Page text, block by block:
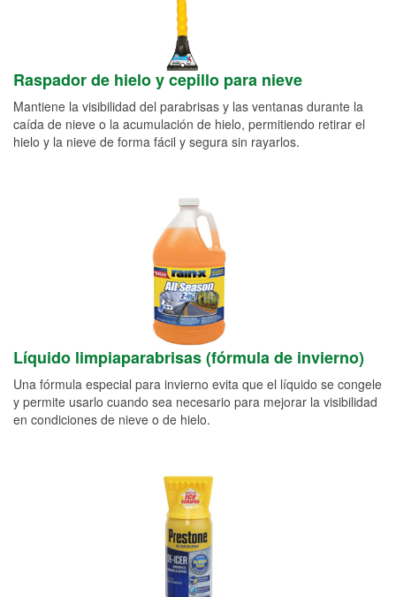
Raspador de hielo y cepillo para nieve
Mantiene la visibilidad del parabrisas y las ventanas durante la
caída de nieve o la acumulación de hielo, permitiendo retirar el
hielo y la nieve de forma fácil y segura sin rayarlos.
Líquido limpiaparabrisas (fórmula de invierno)
Una fórmula especial para invierno evita que el líquido se congele
y permite usarlo cuando sea necesario para mejorar la visibilidad
en condiciones de nieve o de hielo.